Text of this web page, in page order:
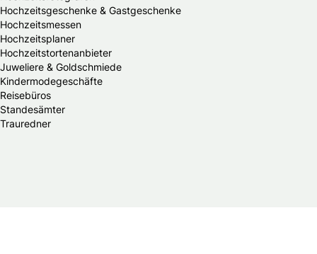
Hochzeitsgeschenke & Gastgeschenke
Hochzeitsmessen
Hochzeitsplaner
Hochzeitstortenanbieter
Juweliere & Goldschmiede
Kindermodegeschäfte
Reisebüros
Standesämter
Trauredner